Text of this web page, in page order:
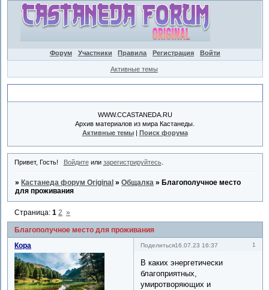
Форум Участники Правила Регистрация Войти
Активные темы
WWW.CCASTANEDA.RU
Архив материалов из мира Кастанеды.
Активные темы| Поиск форума
Привет, Гость! Войдитеили зарегистрируйтесь.
» Кастанеда форум Original »Общалка » Благополучное место
для проживания
Благополучное место для проживания
Страница:1 2 »
Поделиться 1
16.07.23 16:37
Кора
В каких энергетически
благоприятных,
умиротворяющих и